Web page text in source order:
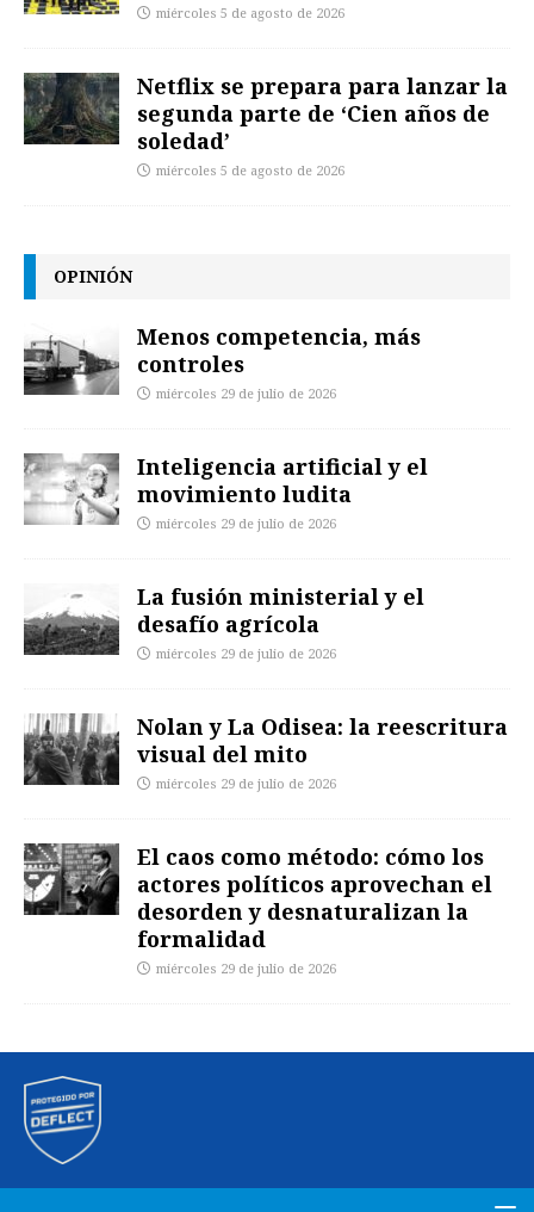
miércoles 5 de agosto de 2026
Netflix se prepara para lanzar la
segunda parte de ‘Cien años de
soledad’
miércoles 5 de agosto de 2026
OPINIÓN
Menos competencia, más
controles
miércoles 29 de julio de 2026
Inteligencia artificial y el
movimiento ludita
miércoles 29 de julio de 2026
La fusión ministerial y el
desafío agrícola
miércoles 29 de julio de 2026
Nolan y La Odisea: la reescritura
visual del mito
miércoles 29 de julio de 2026
El caos como método: cómo los
actores políticos aprovechan el
desorden y desnaturalizan la
formalidad
miércoles 29 de julio de 2026